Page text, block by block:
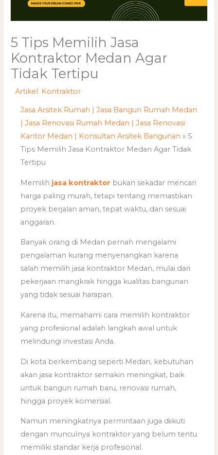
5 Tips Memilih Jasa
Kontraktor Medan Agar
Tidak Tertipu
/Artikel Kontraktor
Jasa Arsitek Rumah | Jasa Bangun Rumah Medan
| Jasa Renovasi Rumah Medan | Jasa Renovasi
Kantor Medan | Konsultan Arsitek Bangunan »5
Tips Memilih Jasa Kontraktor Medan Agar Tidak
Tertipu
Memilih jasa kontraktor bukan sekadar mencari
harga paling murah, tetapi tentang memastikan
proyek berjalan aman, tepat waktu, dan sesuai
anggaran.
Banyak orang di Medan pernah mengalami
pengalaman kurang menyenangkan karena
salah memilih jasa kontraktor Medan, mulai dari
pekerjaan mangkrak hingga kualitas bangunan
yang tidak sesuai harapan.
Karena itu, memahami cara memilih kontraktor
yang profesional adalah langkah awal untuk
melindungi investasi Anda.
Di kota berkembang seperti Medan, kebutuhan
akan jasa kontraktor semakin meningkat, baik
untuk bangun rumah baru, renovasi rumah,
hingga proyek komersial.
Namun meningkatnya permintaan juga diikuti
dengan munculnya kontraktor yang belum tentu
memiliki standar kerja profesional.